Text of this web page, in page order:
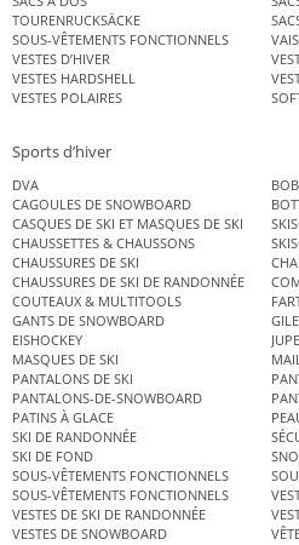
TOURENRUCKSÄCKE
SOUS-VÊTEMENTS FONCTIONNELS
VESTES D’HIVER
VESTES HARDSHELL
VESTES POLAIRES
Sports d’hiver
DVA
CAGOULES DE SNOWBOARD
CASQUES DE SKI ET MASQUES DE SKI
CHAUSSETTES & CHAUSSONS
CHAUSSURES DE SKI
CHAUSSURES DE SKI DE RANDONNÉE
COUTEAUX & MULTITOOLS
GANTS DE SNOWBOARD
EISHOCKEY
MASQUES DE SKI
PANTALONS DE SKI
PANTALONS-DE-SNOWBOARD
PATINS À GLACE
SKI DE RANDONNÉE
SKI DE FOND
SOUS-VÊTEMENTS FONCTIONNELS
SOUS-VÊTEMENTS FONCTIONNELS
VESTES DE SKI DE RANDONNÉE
VESTES DE SNOWBOARD